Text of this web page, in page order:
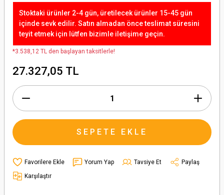
Stoktaki ürünler 2-4 gün, üretilecek ürünler 15-45 gün
içinde sevk edilir. Satın almadan önce teslimat süresini
teyit etmek için lütfen bizimle iletişime geçin.
*3.538,12 TL den başlayan taksitlerle!
27.327,05 TL
SEPETE EKLE
Yorum Yap Tavsiye Et
Paylaş
Karşılaştır